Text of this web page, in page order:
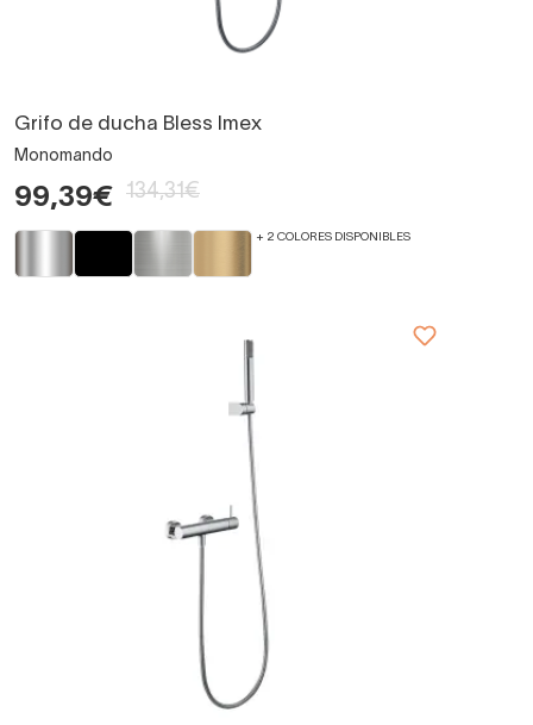
Grifo de ducha Bless Imex
Monomando
99,39€ 134,31€
+ 2 COLORES DISPONIBLES